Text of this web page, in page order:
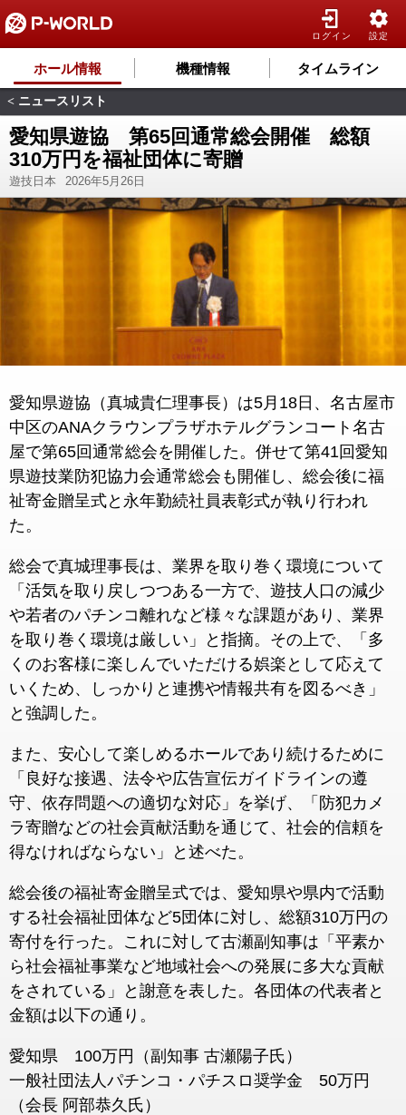
ログイン 設定
ホール情報 機種情報 タイムライン
< ニュースリスト
愛知県遊協 第65回通常総会開催 総額
310万円を福祉団体に寄贈
遊技日本 2026年5月26日
愛知県遊協（真城貴仁理事長）は5月18日、名古屋市
中区のANAクラウンプラザホテルグランコート名古
屋で第65回通常総会を開催した。併せて第41回愛知
県遊技業防犯協力会通常総会も開催し、総会後に福
祉寄金贈呈式と永年勤続社員表彰式が執り行われ
た。
総会で真城理事長は、業界を取り巻く環境について
「活気を取り戻しつつある一方で、遊技人口の減少
や若者のパチンコ離れなど様々な課題があり、業界
を取り巻く環境は厳しい」と指摘。その上で、「多
くのお客様に楽しんでいただける娯楽として応えて
いくため、しっかりと連携や情報共有を図るべき」
と強調した。
また、安心して楽しめるホールであり続けるために
「良好な接遇、法令や広告宣伝ガイドラインの遵
守、依存問題への適切な対応」を挙げ、「防犯カメ
ラ寄贈などの社会貢献活動を通じて、社会的信頼を
得なければならない」と述べた。
総会後の福祉寄金贈呈式では、愛知県や県内で活動
する社会福祉団体など5団体に対し、総額310万円の
寄付を行った。これに対して古瀬副知事は「平素か
ら社会福祉事業など地域社会への発展に多大な貢献
をされている」と謝意を表した。各団体の代表者と
金額は以下の通り。
愛知県 100万円（副知事 古瀬陽子氏）
一般社団法人パチンコ・パチスロ奨学金 50万円
（会長 阿部恭久氏）